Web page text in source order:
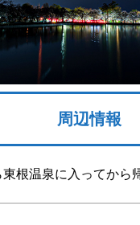
周辺情報
根温泉に入ってから